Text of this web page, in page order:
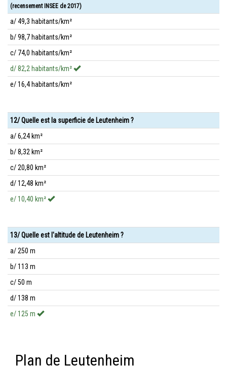
(recensement INSEE de 2017)
a/ 49,3 habitants/km²
b/ 98,7 habitants/km²
c/ 74,0 habitants/km²
d/ 82,2 habitants/km²
e/ 16,4 habitants/km²
12/ Quelle est la superficie de Leutenheim ?
a/ 6,24 km²
b/ 8,32 km²
c/ 20,80 km²
d/ 12,48 km²
e/ 10,40 km²
13/ Quelle est l'altitude de Leutenheim ?
a/ 250 m
b/ 113 m
c/ 50 m
d/ 138 m
e/ 125 m
Plan de Leutenheim